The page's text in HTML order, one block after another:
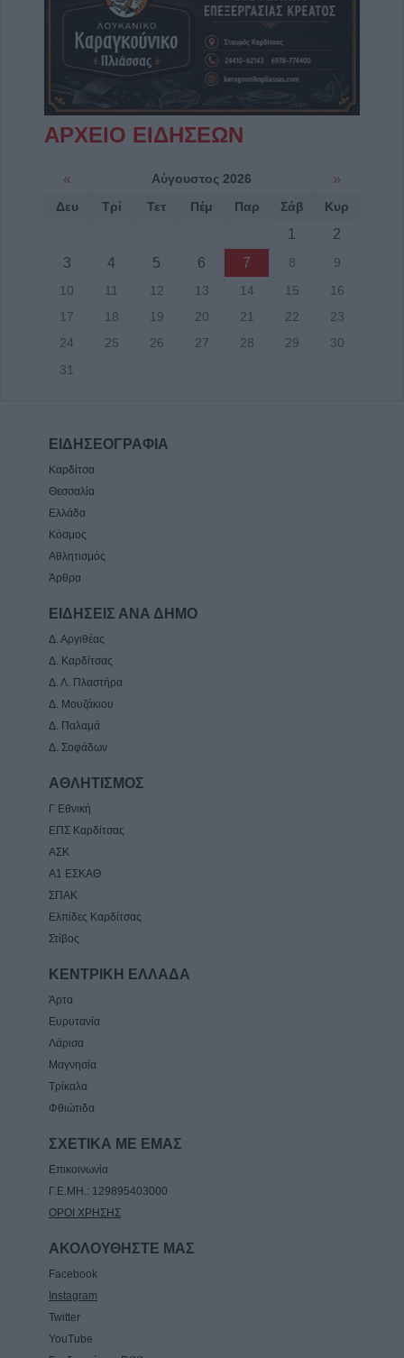
ΑΡΧΕΙΟ ΕΙΔΗΣΕΩΝ
« Αύγουστος 2026 »
Δευ Τρί Τετ Πέμ Παρ Σάβ Κυρ
1
2
3
4 5 6 7 8
9
10
11 12 13 14 15
16
17
18 19 20 21 22
23
24
25 26 27 28 29
30
31
ΕΙΔΗΣΕΟΓΡΑΦΙΑ
Καρδίτσα
Θεσσαλία
Ελλάδα
Κόσμος
Αθλητισμός
Άρθρα
ΕΙΔΗΣΕΙΣ ΑΝΑ ΔΗΜΟ
Δ. Αργιθέας
Δ. Καρδίτσας
Δ. Λ. Πλαστήρα
Δ. Μουζάκιου
Δ. Παλαμά
Δ. Σοφάδων
ΑΘΛΗΤΙΣΜΟΣ
Γ Εθνική
ΕΠΣ Καρδίτσας
ΑΣΚ
Α1 ΕΣΚΑΘ
ΣΠΑΚ
Ελπίδες Καρδίτσας
Στίβος
ΚΕΝΤΡΙΚΗ ΕΛΛΑΔΑ
Άρτα
Ευρυτανία
Λάρισα
Μαγνησία
Τρίκαλα
Φθιώτιδα
ΣΧΕΤΙΚΑ ΜΕ ΕΜΑΣ
Επικοινωνία
Γ.Ε.ΜΗ.: 129895403000
ΟΡΟΙ ΧΡΗΣΗΣ
ΑΚΟΛΟΥΘΗΣΤΕ ΜΑΣ
Facebook
Instagram
Twitter
YouTube